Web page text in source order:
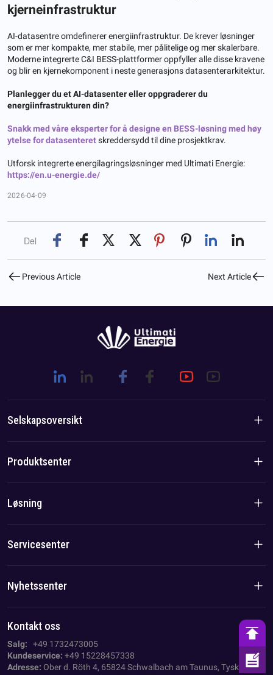
kjerneinfrastruktur
AI-datasentre omdefinerer energiinfrastruktur. De krever løsninger
som er mer kompakte, mer stabile, mer pålitelige og mer skalerbare.
Moderne integrerte C&I BESS-plattformer oppfyller alle disse kravene
og blir en kjernekomponent i neste generasjons datasenterarkitektur.
Planlegger du et AI-datasenter eller oppgraderer du
energiinfrastrukturen din?
Snakk med våre eksperter for å designe en BESS-løsning med høy
ytelse for datasenteretskreddersydd til dine prosjektkrav.
Utforsk integrerte energilagringsløsninger med Ultimati Energie:
https://en.u-energie.de/
2026-04-09
Del
Previous Article Next Article
Selskapsoversikt
Introduksjon til selskapet
Lag-/lokalfordel
Produktsenter
Boligprodukter
Løsning
Løsning
Servicesenter
Personvernerklæring
AGB
Nyhetssenter
Nyheter fra selskapet
Bransjenyheter
Kontakt oss
Salg:
+49 1732473005
Kundeservice: +49 15228457338
Adresse: Ober d. Röth 4, 65824 Schwalbach am Taunus, Tyskland